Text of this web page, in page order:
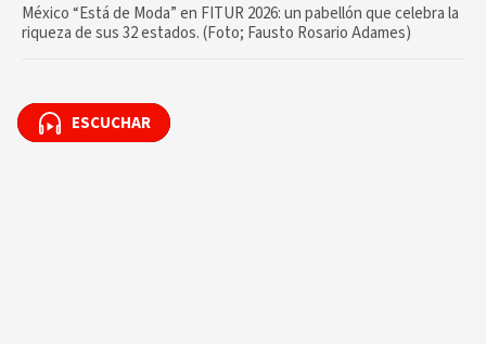
México “Está de Moda” en FITUR 2026: un pabellón que celebra la
riqueza de sus 32 estados. (Foto; Fausto Rosario Adames)
ESCUCHAR
ESCUCHAR